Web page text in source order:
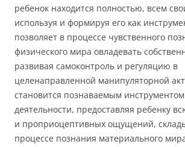
ребенок находится полностью, всем
используя и формируя его как
позволяет в процессе чувственного
физического мира овладевать
развивая самоконтроль и регуляцию в
целенаправленной манипуляторной
становится познаваемым
деятельности, предоставляя ребенку
и проприоцептивных ощущений,
процессе познания материального